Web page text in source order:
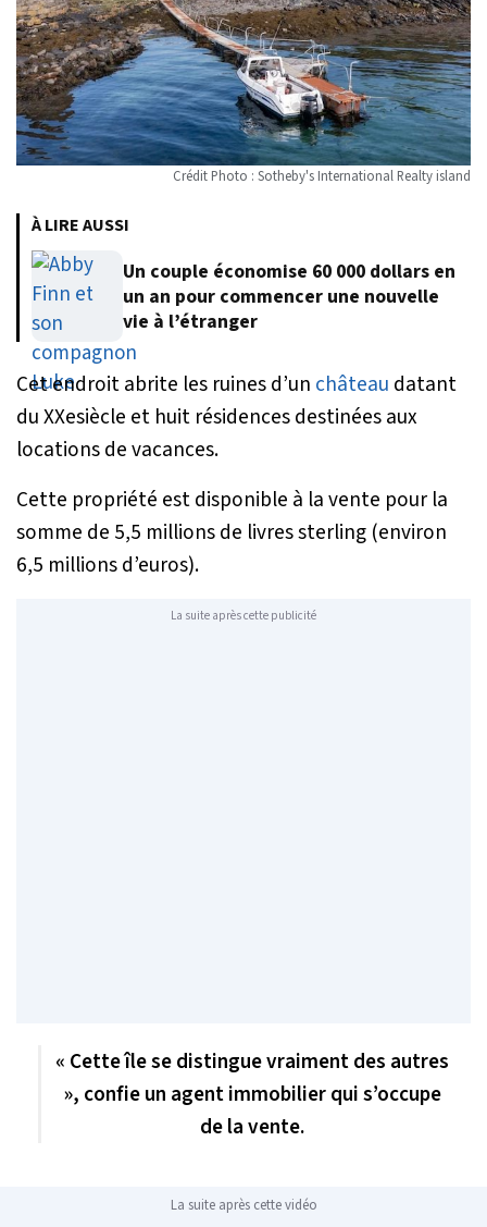
Crédit Photo : Sotheby's International Realty island
À LIRE AUSSI
Un couple économise 60 000 dollars en
un an pour commencer une nouvelle
vie à l’étranger
Cet endroit abrite les ruines d’un château datant
du XXesiècle et huit résidences destinées aux
locations de vacances.
Cette propriété est disponible à la vente pour la
somme de 5,5 millions de livres sterling (environ
6,5 millions d’euros).
La suite après cette publicité
« Cette île se distingue vraiment des autres
», confie un agent immobilier qui s’occupe
de la vente.
La suite après cette vidéo